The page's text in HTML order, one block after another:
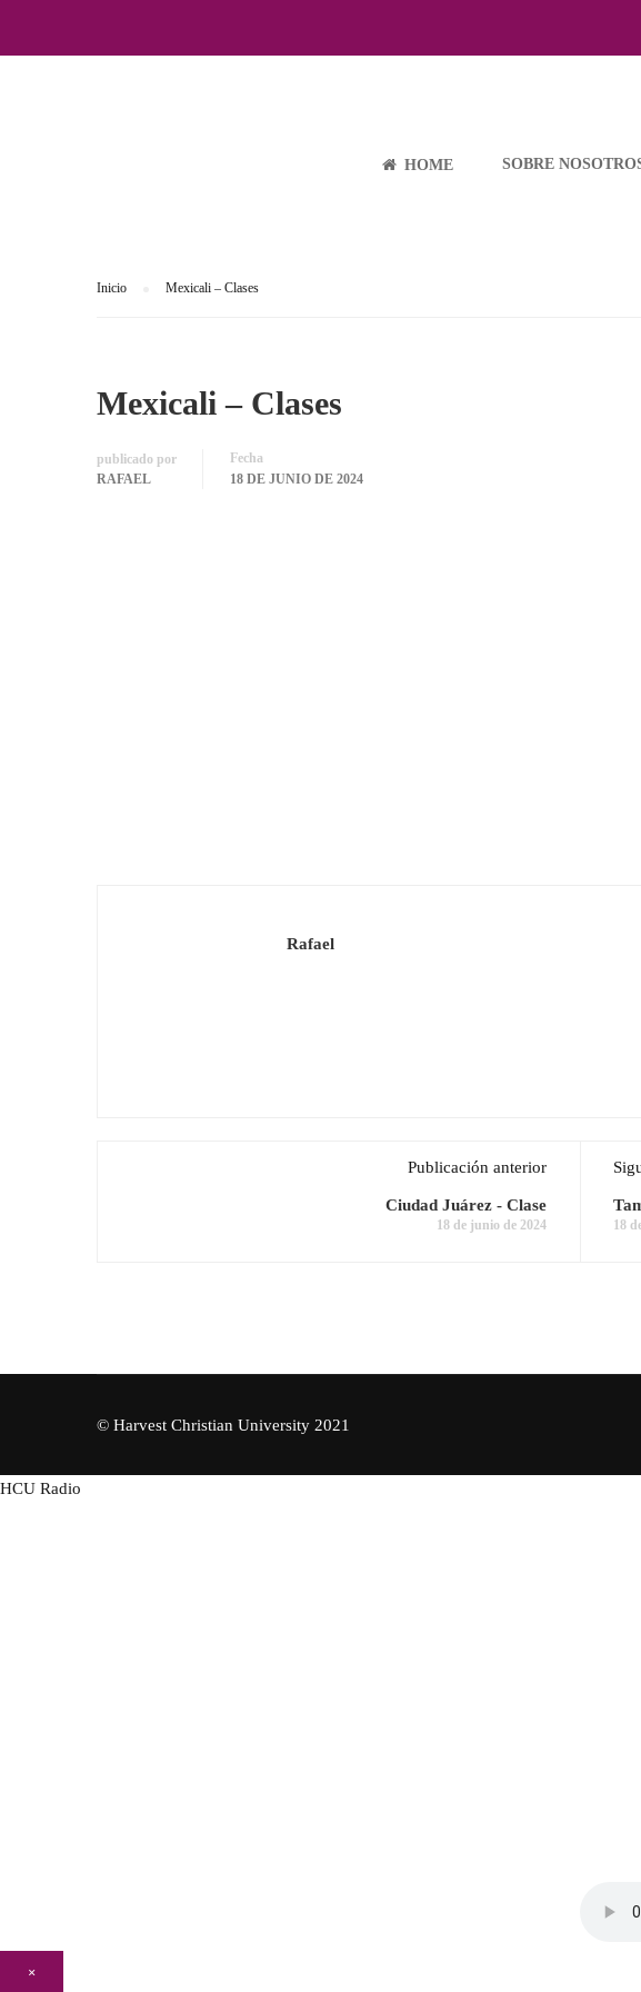
HOME SOBRE
Inicio Mexicali – Clases
Mexicali – Clases
publicado por
RAFAEL
Fecha
18 DE JUNIO DE 2024
Rafael
Publicación anterior
Ciudad Juárez - Clase
18 de junio de 2024 18
© Harvest Christian University 2021
HCU Radio
×